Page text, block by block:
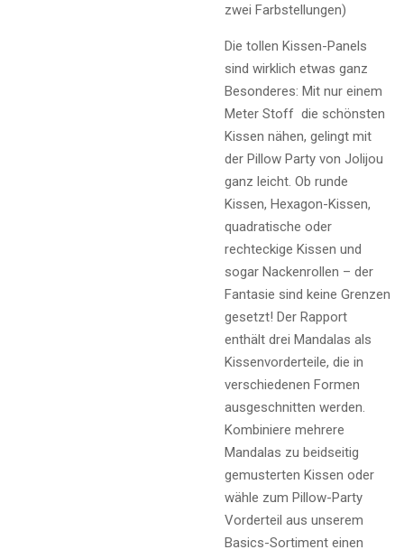
zwei Farbstellungen)
Die tollen Kissen-Panels
sind wirklich etwas ganz
Besonderes: Mit nur einem
Meter Stoff die schönsten
Kissen nähen, gelingt mit
der Pillow Party von Jolijou
ganz leicht. Ob runde
Kissen, Hexagon-Kissen,
quadratische oder
rechteckige Kissen und
sogar Nackenrollen – der
Fantasie sind keine Grenzen
gesetzt! Der Rapport
enthält drei Mandalas als
Kissenvorderteile, die in
verschiedenen Formen
ausgeschnitten werden.
Kombiniere mehrere
Mandalas zu beidseitig
gemusterten Kissen oder
wähle zum Pillow-Party
Vorderteil aus unserem
Basics-Sortiment einen